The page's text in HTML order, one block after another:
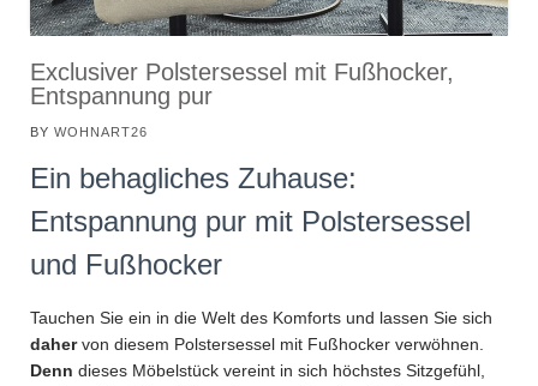
Exclusiver Polstersessel mit Fußhocker,
Entspannung pur
BY WOHNART26
Ein behagliches Zuhause:
Entspannung pur mit Polstersessel
und Fußhocker
Tauchen Sie ein in die Welt des Komforts und lassen Sie sich
dahervon diesem Polstersessel mit Fußhocker verwöhnen.
Denn dieses Möbelstück vereint in sich höchstes Sitzgefühl,